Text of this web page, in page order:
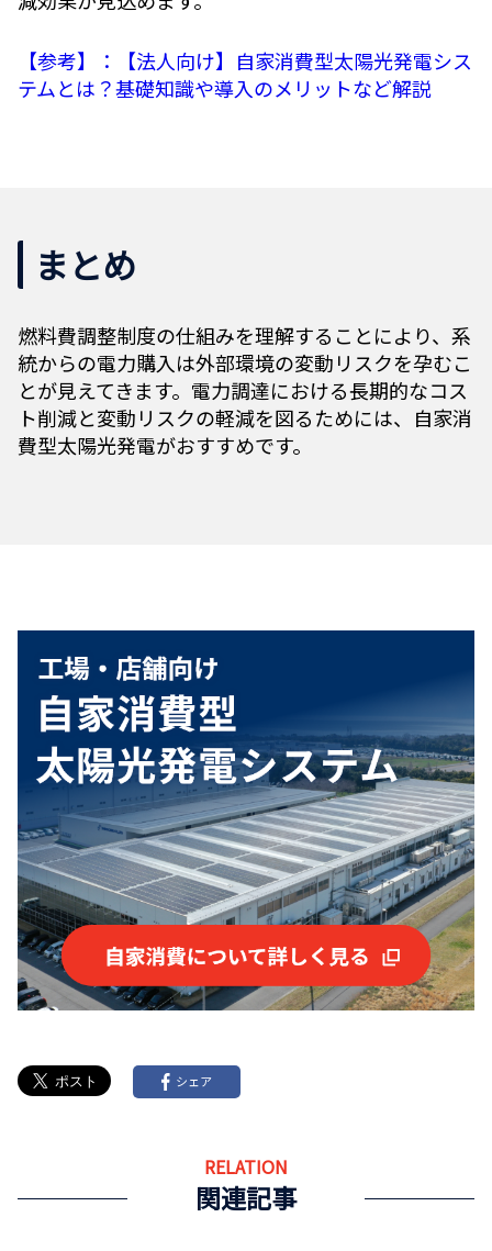
【参考】：【法人向け】自家消費型太陽光発電シス
テムとは？基礎知識や導入のメリットなど解説
まとめ
燃料費調整制度の仕組みを理解することにより、系
統からの電力購入は外部環境の変動リスクを孕むこ
とが見えてきます。電力調達における長期的なコス
ト削減と変動リスクの軽減を図るためには、自家消
費型太陽光発電がおすすめです。
シェア
RELATION
関連記事